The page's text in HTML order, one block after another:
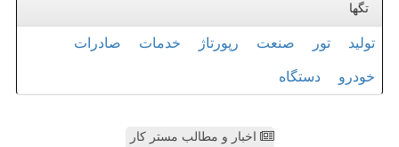
تگها
تولید تور صنعت رپورتاژ خدمات صادرات
خودرو دستگاه
اخبار و مطالب مستر کار